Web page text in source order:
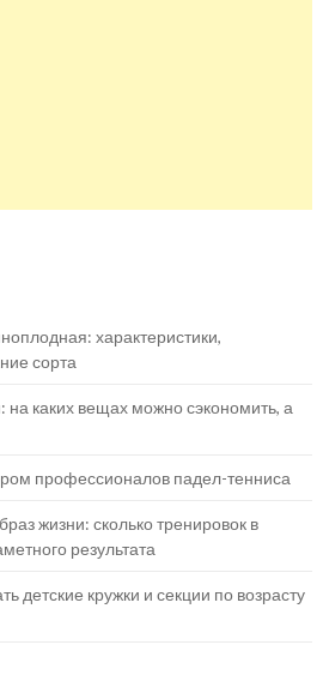
характеристики,
сорта
на каких вещах можно сэкономить, а
профессионалов падел-тенниса
жизни: сколько тренировок в
результата
детские кружки и секции по возрасту